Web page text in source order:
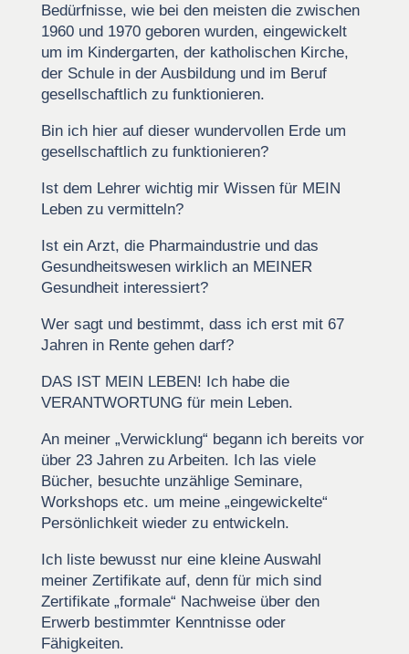
Bedürfnisse, wie bei den meisten die zwischen
1960 und 1970 geboren wurden, eingewickelt
um im Kindergarten, der katholischen Kirche,
der Schule in der Ausbildung und im Beruf
gesellschaftlich zu funktionieren.
Bin ich hier auf dieser wundervollen Erde um
gesellschaftlich zu funktionieren?
Ist dem Lehrer wichtig mir Wissen für MEIN
Leben zu vermitteln?
Ist ein Arzt, die Pharmaindustrie und das
Gesundheitswesen wirklich an MEINER
Gesundheit interessiert?
Wer sagt und bestimmt, dass ich erst mit 67
Jahren in Rente gehen darf?
DAS IST MEIN LEBEN! Ich habe die
VERANTWORTUNG für mein Leben.
An meiner „Verwicklung“ begann ich bereits vor
über 23 Jahren zu Arbeiten. Ich las viele
Bücher, besuchte unzählige Seminare,
Workshops etc. um meine „eingewickelte“
Persönlichkeit wieder zu entwickeln.
Ich liste bewusst nur eine kleine Auswahl
meiner Zertifikate auf, denn für mich sind
Zertifikate „formale“ Nachweise über den
Erwerb bestimmter Kenntnisse oder
Fähigkeiten.